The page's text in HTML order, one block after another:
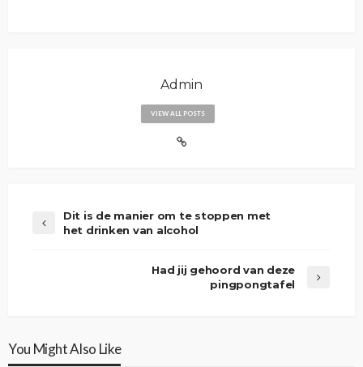
Admin
VIEW ALL POSTS
Dit is de manier om te stoppen met
het drinken van alcohol
Had jij gehoord van deze
pingpongtafel
You Might Also Like